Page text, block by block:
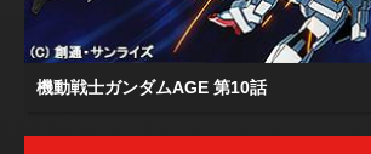
機動戦士ガンダムAGE 第10話